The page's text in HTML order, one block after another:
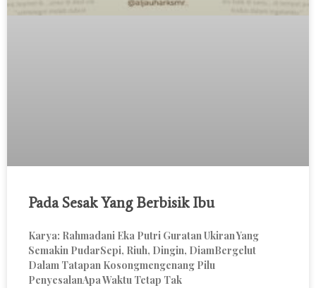
Pada Sesak Yang Berbisik Ibu
Karya: Rahmadani Eka Putri Guratan Ukiran Yang
Semakin PudarSepi, Riuh, Dingin, DiamBergelut
Dalam Tatapan Kosongmengenang Pilu
PenyesalanApa Waktu Tetap Tak